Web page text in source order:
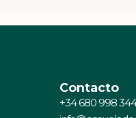
Contacto
+34 680 998